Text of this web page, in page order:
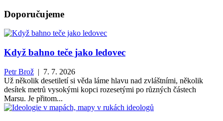
Doporučujeme
Když bahno teče jako ledovec
Petr Brož | 7. 7. 2026
Už několik desetiletí si věda láme hlavu nad zvláštními, několik
desítek metrů vysokými kopci rozesetými po různých částech
Marsu. Je přitom...